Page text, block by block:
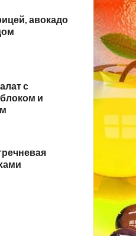
авокадо
с
и